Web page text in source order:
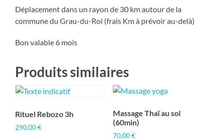
Déplacement dans un rayon de 30 km autour de la
commune du Grau-du-Roi (frais Km à prévoir au-delà)
Bon valable 6 mois
Produits similaires
Rituel Rebozo 3h
290,00€
Massage Thaï au sol
(60min)
70,00€